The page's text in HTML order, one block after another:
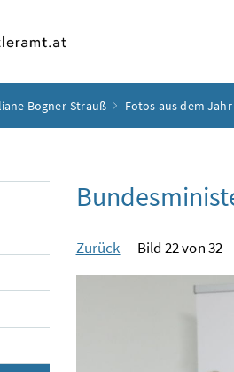
Bogner-Strauß Fotos aus dem Jahr
Zurück Bild 22 von 32